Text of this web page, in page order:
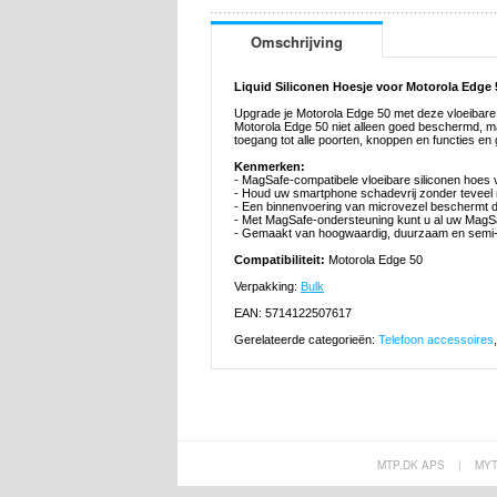
Omschrijving
Liquid Siliconen Hoesje voor Motorola Edge
Upgrade je Motorola Edge 50 met deze
Motorola Edge 50 niet alleen goed beschermd,
toegang tot alle poorten, knoppen en functies
Kenmerken:
- MagSafe-compatibele vloeibare siliconen hoes
- Houd uw smartphone schadevrij zonder
- Een binnenvoering van microvezel beschermt
- Met MagSafe-ondersteuning kunt u al uw
- Gemaakt van hoogwaardig, duurzaam en
Compatibiliteit: Motorola Edge 50
Verpakking: Bulk
EAN: 5714122507617
Gerelateerde categorieën: Telefoon accessoires
MTP.DK APS |